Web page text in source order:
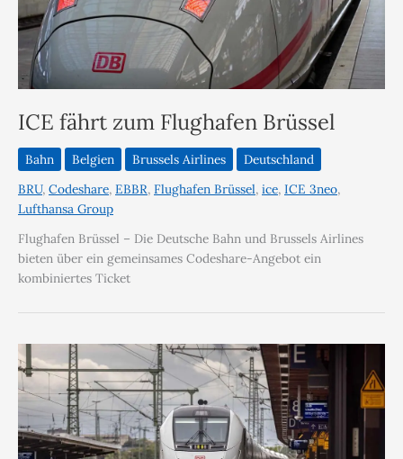
ICE fährt zum Flughafen Brüssel
Bahn Belgien Brussels Airlines
Deutschland
BRU, Codeshare, EBBR, Flughafen Brüssel, ice, ICE 3neo,
Lufthansa Group
Flughafen Brüssel – Die Deutsche Bahn und Brussels Airlines
bieten über ein gemeinsames Codeshare-Angebot ein
kombiniertes Ticket